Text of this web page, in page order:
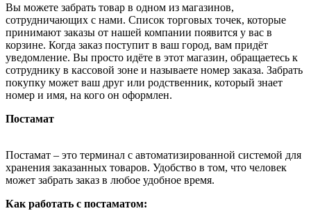
Вы можете забрать товар в одном из магазинов,
сотрудничающих с нами. Список торговых точек, которые
принимают заказы от нашей компании появится у вас в
корзине. Когда заказ поступит в ваш город, вам придёт
уведомление. Вы просто идёте в этот магазин, обращаетесь к
сотруднику в кассовой зоне и называете номер заказа. Забрать
покупку может ваш друг или родственник, который знает
номер и имя, на кого он оформлен.
Постамат
Постамат – это терминал с автоматизированной системой для
хранения заказанных товаров. Удобство в том, что человек
может забрать заказ в любое удобное время.
Как работать с постаматом: